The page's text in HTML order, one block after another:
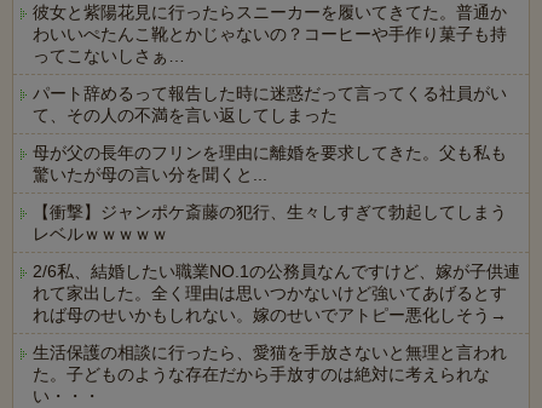
彼女と紫陽花見に行ったらスニーカーを履いてきてた。普通か
わいいぺたんこ靴とかじゃないの？コーヒーや手作り菓子も持
ってこないしさぁ…
パート辞めるって報告した時に迷惑だって言ってくる社員がい
て、その人の不満を言い返してしまった
母が父の長年のフリンを理由に離婚を要求してきた。父も私も
驚いたが母の言い分を聞くと...
【衝撃】ジャンポケ斎藤の犯行、生々しすぎて勃起してしまう
レベルｗｗｗｗｗ
2/6私、結婚したい職業NO.1の公務員なんですけど、嫁が子供連
れて家出した。全く理由は思いつかないけど強いてあげるとす
れば母のせいかもしれない。嫁のせいでアトピー悪化しそう→
生活保護の相談に行ったら、愛猫を手放さないと無理と言われ
た。子どものような存在だから手放すのは絶対に考えられな
い・・・